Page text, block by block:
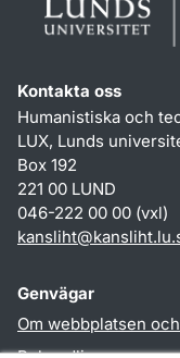
Kontakta oss
Humanistiska och
LUX, Lunds
Box 192
221 00 LUND
046-222 00 00 (vxl)
kansliht@kansliht.lu.
Genvägar
Om webbplatsen